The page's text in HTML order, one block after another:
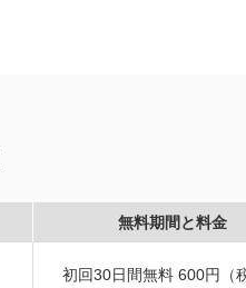
無料期間と料金
初回30日間無料 600円（